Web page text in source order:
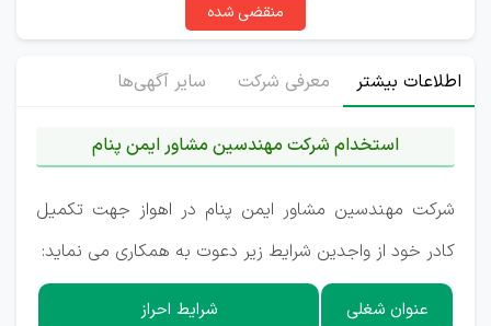
منقضی شده
اطلاعات بیشتر معرفی شرکت سایر آگهی‌ها
استخدام شرکت مهندسین مشاور ایمن پنام
شرکت مهندسین مشاور ایمن پنام در اهواز جهت تکمیل
کادر خود از واجدین شرایط زیر دعوت به همکاری می نماید:
عنوان شغلی شرایط احراز